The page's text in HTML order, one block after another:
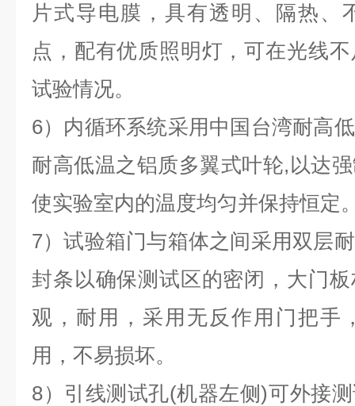
片式导电膜，具有透明、隔热、
点，配有优质照明灯，可在光线
试验情况。
6）内循环系统采用中国台湾耐高
耐高低温之铝质多翼式叶轮,以达
使实验室内的温度均匀并保持恒定
7）试验箱门与箱体之间采用双层
封条以确保测试区的密闭，大门
观，耐用，采用无反作用门把手
用，不易损坏。
8）引线测试孔(机器左侧)可外接